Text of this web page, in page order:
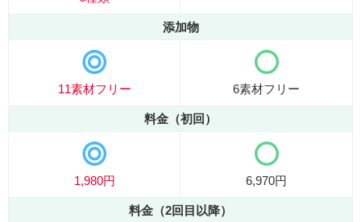
添加物
11素材フリー 6素材フリー
料金（初回）
1,980円 6,970円
料金（2回目以降）